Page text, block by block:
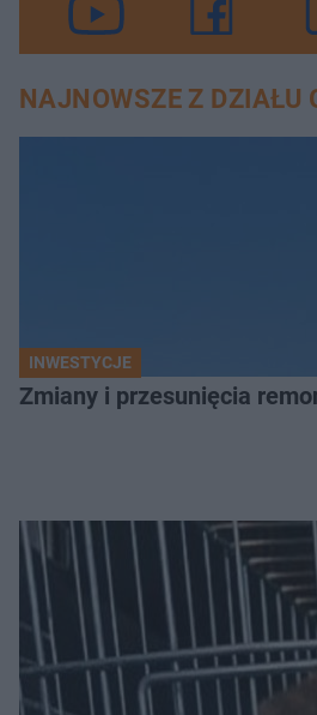
NAJNOWSZE Z DZIAŁU
INWESTYCJE
Zmiany i przesunięcia